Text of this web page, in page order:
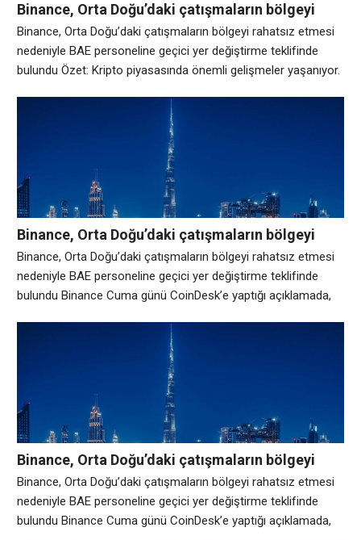
Binance, Orta Doğu’daki çatışmaların bölgeyi
rahatsız etmesi nedeniyle BAE personeline geçici
yer değiştirme teklifinde bulundu
Binance, Orta Doğu’daki çatışmaların bölgeyi rahatsız etmesi
nedeniyle BAE personeline geçici yer değiştirme teklifinde
bulundu Özet: Kripto piyasasında önemli gelişmeler yaşanıyor.
Birleşik Arap Emirlikleri’ndeki personeline bölgesel gerginliklerin
ortasında geçici olarak Hong Kong, Tokyo, Kuala Lumpur ve
Bangkok’a taşınma seçeneği sunduğunu söyledi. Bir Binance
sözcüsü, “Son dönemde yaşanan bölgesel
Binance, Orta Doğu’daki çatışmaların bölgeyi
rahatsız etmesi nedeniyle BAE personeline geçici
yer değiştirme teklifinde bulundu
Binance, Orta Doğu’daki çatışmaların bölgeyi rahatsız etmesi
nedeniyle BAE personeline geçici yer değiştirme teklifinde
bulundu Binance Cuma günü CoinDesk’e yaptığı açıklamada,
gerginliklerin ortasında geçici olarak Hong Kong, Tokyo, Kuala
Lumpur ve Bangkok’a taşınma seçeneği sunduğunu söyledi.
Bir Binance sözcüsü, “Son dönemde yaşanan bölgesel
gerilimler göz önüne alındığında, belirsizlik döneminde
Binance, Orta Doğu’daki çatışmaların bölgeyi
rahatsız etmesi nedeniyle BAE personeline geçici
yer değiştirme teklifinde bulundu
Binance, Orta Doğu’daki çatışmaların bölgeyi rahatsız etmesi
nedeniyle BAE personeline geçici yer değiştirme teklifinde
bulundu Binance Cuma günü CoinDesk’e yaptığı açıklamada,